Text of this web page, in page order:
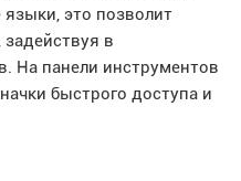
это позволит
задействуя в
На панели инструментов
быстрого доступа и